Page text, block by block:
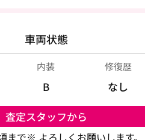
車両状態
内装
B
修復歴
なし
査定スタッフから